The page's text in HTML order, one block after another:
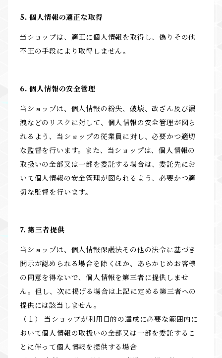
5. 個人情報の適正な取得
当ショップは、適正に個人情報を取得し、偽りその他
不正の手段により取得しません。
6. 個人情報の安全管理
当ショップは、個人情報の紛失、破壊、改ざん及び漏
洩などのリスクに対して、個人情報の安全管理が図ら
れるよう、当ショップの従業員に対し、必要かつ適切
な監督を行います。また、当ショップは、個人情報の
取扱いの全部又は一部を委託する場合は、委託先にお
いて個人情報の安全管理が図られるよう、必要かつ適
切な監督を行います。
7. 第三者提供
当ショップは、個人情報保護法その他の法令に基づき
開示が認められる場合を除くほか、あらかじめお客様
の同意を得ないで、個人情報を第三者に提供しませ
ん。但し、次に掲げる場合は上記に定める第三者への
提供には該当しません。
（１） 当ショップが利用目的の達成に必要な範囲内に
おいて個人情報の取扱いの全部又は一部を委託するこ
とに伴って個人情報を提供する場合